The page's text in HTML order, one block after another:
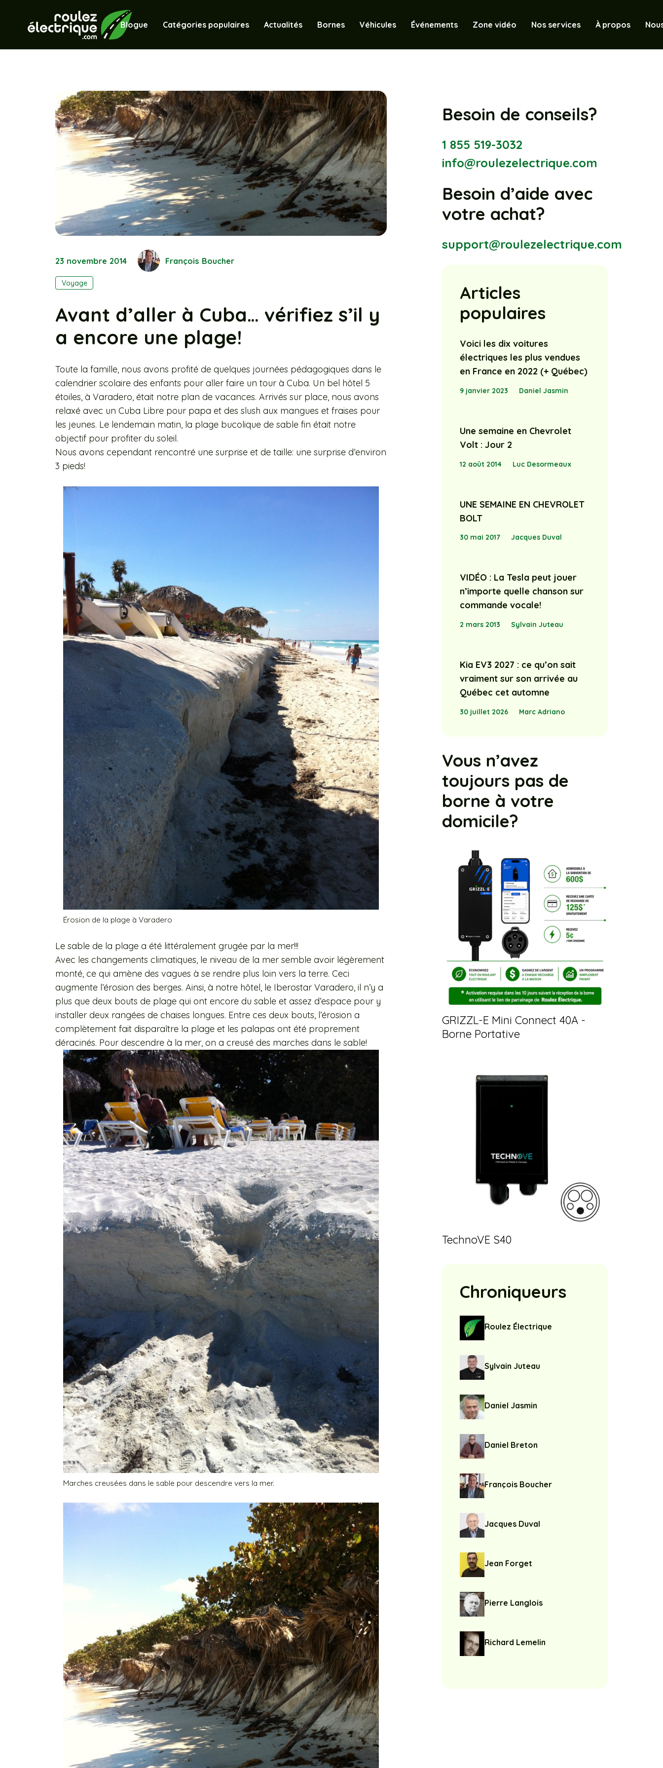
Blogue Catégories populaires Actualités Bornes Véhicules Événements Zone vidéo Nos services À propos
23 novembre 2014 François Boucher
Voyage
Avant d’aller à Cuba… vérifiez s’il y
a encore une plage!
Toute la famille, nous avons profité de quelques journées pédagogiques dans le
calendrier scolaire des enfants pour aller faire un tour à Cuba. Un bel hôtel 5
étoiles, à Varadero, était notre plan de vacances. Arrivés sur place, nous avons
relaxé avec un Cuba Libre pour papa et des slush aux mangues et fraises pour
les jeunes. Le lendemain matin, la plage bucolique de sable fin était notre
objectif pour profiter du soleil.
Nous avons cependant rencontré une surprise et de taille: une surprise d’environ
3 pieds!
Érosion de la plage à Varadero
Le sable de la plage a été littéralement grugée par la mer!!!
Avec les changements climatiques, le niveau de la mer semble avoir légèrement
monté, ce qui amène des vagues à se rendre plus loin vers la terre. Ceci
augmente l’érosion des berges. Ainsi, à notre hôtel, le Iberostar Varadero, il n’y a
plus que deux bouts de plage qui ont encore du sable et assez d’espace pour y
installer deux rangées de chaises longues. Entre ces deux bouts, l’érosion a
complètement fait disparaître la plage et les palapas ont été proprement
déracinés. Pour descendre à la mer, on a creusé des marches dans le sable!
Marches creusées dans le sable pour descendre vers la mer.
Besoin de conseils?
1 855 519-3032
info@roulezelectrique.com
Besoin d’aide avec
votre achat?
support@roulezelectrique.com
Articles
populaires
Voici les dix voitures
électriques les plus vendues
en France en 2022 (+ Québec)
9 janvier 2023 Daniel Jasmin
Une semaine en Chevrolet
Volt : Jour 2
12 août 2014 Luc Desormeaux
UNE SEMAINE EN CHEVROLET
BOLT
30 mai 2017 Jacques Duval
VIDÉO : La Tesla peut jouer
n’importe quelle chanson sur
commande vocale!
2 mars 2013 Sylvain Juteau
Kia EV3 2027 : ce qu’on sait
vraiment sur son arrivée au
Québec cet automne
30 juillet 2026 Marc Adriano
Vous n’avez
toujours pas de
borne à votre
domicile?
GRIZZL-E Mini Connect 40A -
Borne Portative
TechnoVE S40
Chroniqueurs
Roulez Électrique
Sylvain Juteau
Daniel Jasmin
Daniel Breton
François Boucher
Jacques Duval
Jean Forget
Pierre Langlois
Richard Lemelin